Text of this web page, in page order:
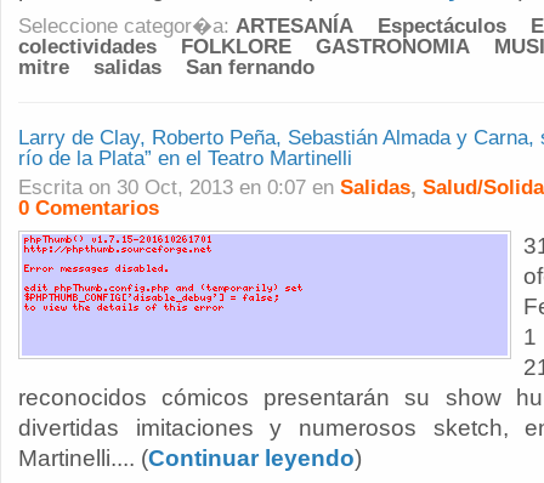
Seleccione categor�a: ARTESANÍA Espectáculos
colectividades
FOLKLORE GASTRONOMIA
mitre
salidas San fernando
Larry de Clay, Roberto Peña, Sebastián Almada y Carna,
río de la Plata” en el Teatro Martinelli
Escrita on 30 Oct, 2013 en 0:07 en Salidas, Salud/
0 Comentarios
1
reconocidos cómicos presentarán su show
divertidas imitaciones y numerosos sketch,
Martinelli.... (Continuar leyendo)